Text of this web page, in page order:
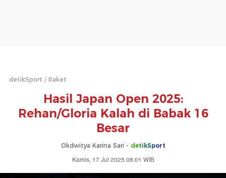
detikSport Raket
Hasil Japan Open 2025:
Rehan/Gloria Kalah di Babak 16
Besar
Okdwitya Karina Sari - detikSport
Kamis, 17 Jul 2025 08:01 WIB